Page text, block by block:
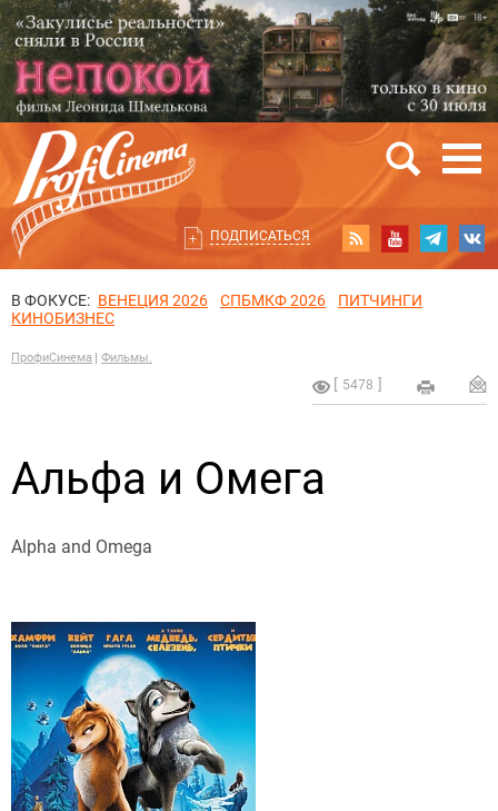
ПОДПИСАТЬСЯ
В ФОКУСЕ: ВЕНЕЦИЯ 2026 СПБМКФ 2026
ПИТЧИНГИ
КИНОБИЗНЕС
ПрофиСинема Фильмы.
5478
Альфа и Омега
Alpha and Omega